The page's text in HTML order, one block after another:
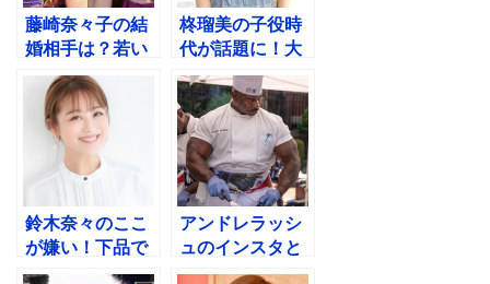
藤崎奈々子の結
婚相手は？若い
頃あつしと付き
合っていた！
柊瑠美の子役時
代が話題に！大
学は？スカッと
ジャパンにも出
演
鈴木奈々のここ
が嫌い！下品で
あざとい名場面
アンドレラッシ
ュのインスタと
身長！ なかやま